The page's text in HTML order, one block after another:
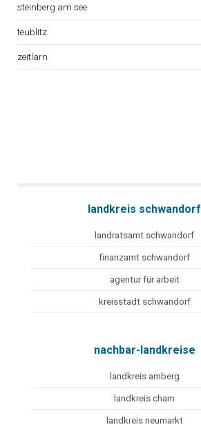
steinberg am see
teublitz
zeitlarn
landkreis schwandorf
landratsamt schwandorf
finanzamt schwandorf
agentur für arbeit
kreisstadt schwandorf
nachbar-landkreise
landkreis amberg
landkreis cham
landkreis neumarkt